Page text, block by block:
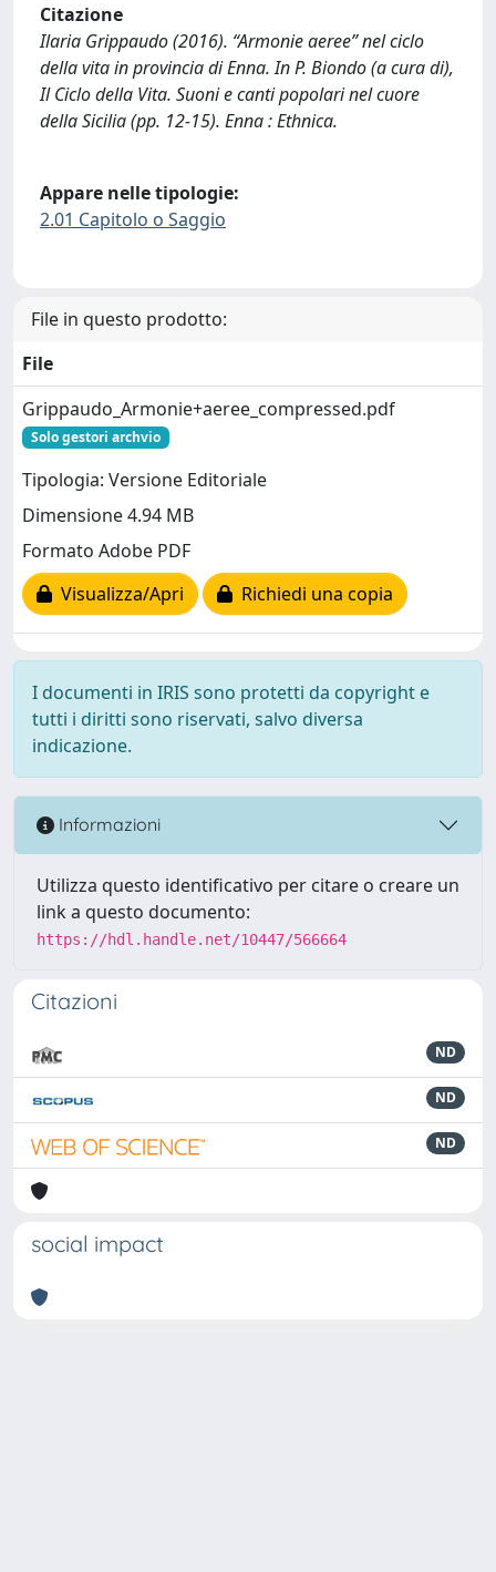
Citazione
Ilaria Grippaudo (2016). “Armonie aeree” nel ciclo
della vita in provincia di Enna. In P. Biondo (a cura di),
Il Ciclo della Vita. Suoni e canti popolari nel cuore
della Sicilia (pp. 12-15). Enna : Ethnica.
Appare nelle tipologie:
2.01 Capitolo o Saggio
File in questo prodotto:
File
Grippaudo_Armonie+aeree_compressed.pdf
Solo gestori archvio
Tipologia: Versione Editoriale
Dimensione 4.94 MB
Formato Adobe PDF
Visualizza/Apri
Richiedi una copia
I documenti in IRIS sono protetti da copyright e
tutti i diritti sono riservati, salvo diversa
indicazione.
Informazioni
Utilizza questo identificativo per citare o creare un
link a questo documento:
https://hdl.handle.net/10447/566664
Citazioni
ND
ND
ND
social impact